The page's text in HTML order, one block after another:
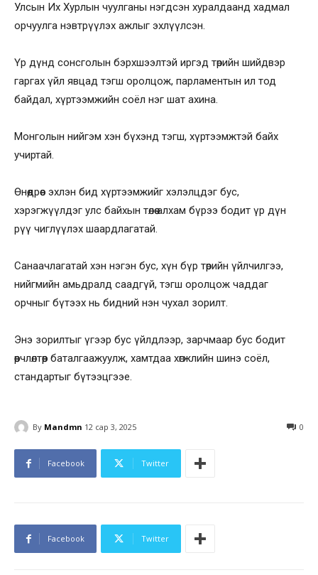
Улсын Их Хурлын чуулганы нэгдсэн хуралдаанд хадмал
орчуулга нэвтрүүлэх ажлыг эхлүүлсэн.
Үр дүнд сонсголын бэрхшээлтэй иргэд төрийн шийдвэр
гаргах үйл явцад тэгш оролцож, парламентын ил тод
байдал, хүртээмжийн соёл нэг шат ахина.
Монголын нийгэм хэн бүхэнд тэгш, хүртээмжтэй байх
учиртай.
Өнөөдрөөс эхлэн бид хүртээмжийг хэлэлцдэг бус,
хэрэгжүүлдэг улс байхын төлөө алхам бүрээ бодит үр дүн
рүү чиглүүлэх шаардлагатай.
Санаачлагатай хэн нэгэн бус, хүн бүр төрийн үйлчилгээ,
нийгмийн амьдралд саадгүй, тэгш оролцож чаддаг
орчныг бүтээх нь бидний нэн чухал зорилт.
Энэ зорилтыг үгээр бус үйлдлээр, зарчмаар бус бодит
өөрчлөлтөөр баталгаажуулж, хамтдаа хөгжлийн шинэ соёл,
стандартыг бүтээцгээе.
By Mandmn 12 сар 3, 2025 0
Facebook Twitter
Facebook Twitter